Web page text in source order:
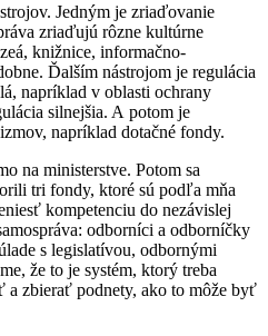
Jedným je zriaďovanie
zriaďujú rôzne kultúrne
knižnice, informačno-
Ďalším nástrojom je regulácia
napríklad v oblasti ochrany
silnejšia. A potom je
napríklad dotačné fondy.
na ministerstve. Potom sa
tri fondy, ktoré sú podľa mňa
kompetenciu do nezávislej
odborníci a odborníčky
s legislatívou, odbornými
že to je systém, ktorý treba
a zbierať podnety, ako to môže byť